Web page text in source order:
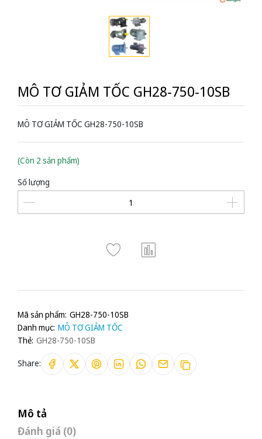
MÔ TƠ GIẢM TỐC GH28-750-10SB
MÔ TƠ GIẢM TỐC GH28-750-10SB
(Còn 2 sản phẩm)
Số lượng
Mã sản phẩm: GH28-750-10SB
Danh mục: MÔ TƠ GIẢM TỐC
Thẻ: GH28-750-10SB
Share:
Mô tả
Đánh giá (0)